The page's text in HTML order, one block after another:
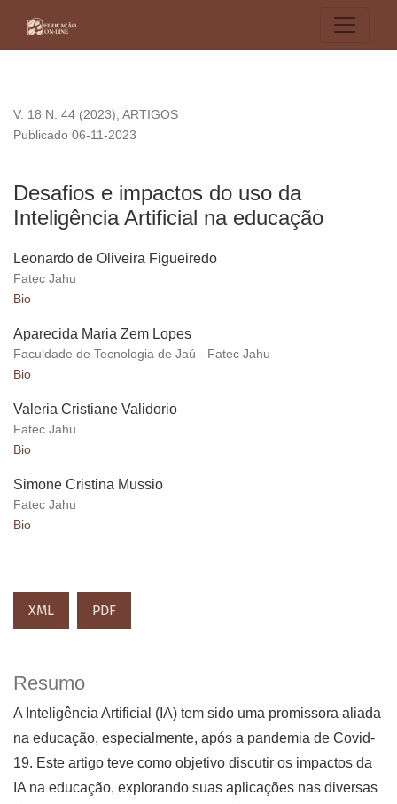
V. 18 N. 44 (2023), ARTIGOS
Desafios e impactos do uso da
Inteligência Artificial na educação
Publicado 06-11-2023
Leonardo de Oliveira Figueiredo
Fatec Jahu
Bio
Aparecida Maria Zem Lopes
Faculdade de Tecnologia de Jaú - Fatec Jahu
Bio
Valeria Cristiane Validorio
Fatec Jahu
Bio
Simone Cristina Mussio
Fatec Jahu
Bio
XML PDF
Resumo
A Inteligência Artificial (IA) tem sido uma promissora aliada
na educação, especialmente, após a pandemia de Covid-
19. Este artigo teve como objetivo discutir os impactos da
IA na educação, explorando suas aplicações nas diversas